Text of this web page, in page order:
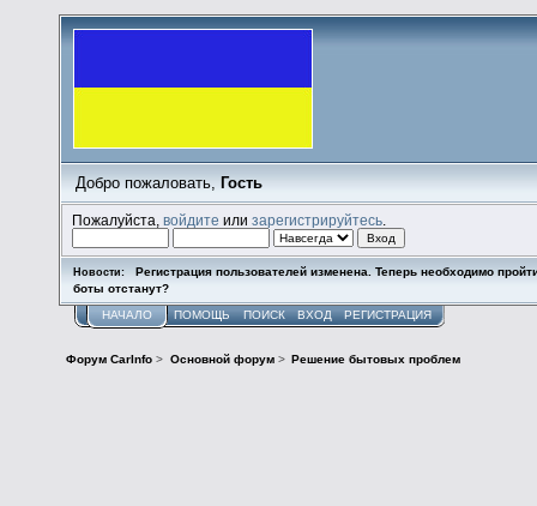
Добро пожаловать, Гость
Пожалуйста,войдите илизарегистрируйтесь
Новости:
Регистрация пользователей изменена. Теперь необходимо
боты отстанут?
НАЧАЛО ПОМОЩЬ ПОИСК ВХОД РЕГИСТРАЦИЯ
Форум CarInfo > Основной форум> Решение бытовых проблем